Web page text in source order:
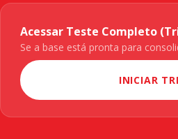
Acessar Teste Completo
Se a base está pronta para
INICIAR